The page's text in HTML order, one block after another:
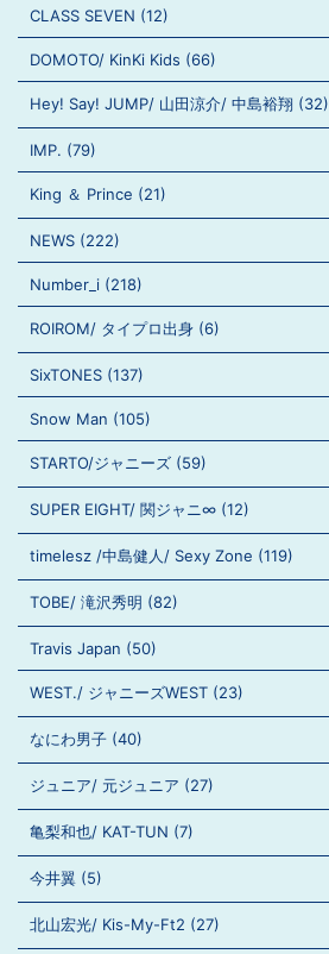
CLASS SEVEN (12)
DOMOTO/ KinKi Kids (66)
Hey! Say! JUMP/ 山田涼介/ 中島裕翔 (32)
IMP. (79)
King ＆ Prince (21)
NEWS (222)
Number_i (218)
ROIROM/ タイプロ出身 (6)
SixTONES (137)
Snow Man (105)
STARTO/ジャニーズ (59)
SUPER EIGHT/ 関ジャニ∞ (12)
timelesz /中島健人/ Sexy Zone (119)
TOBE/ 滝沢秀明 (82)
Travis Japan (50)
WEST./ ジャニーズWEST (23)
なにわ男子 (40)
ジュニア/ 元ジュニア (27)
亀梨和也/ KAT-TUN (7)
今井翼 (5)
北山宏光/ Kis-My-Ft2 (27)